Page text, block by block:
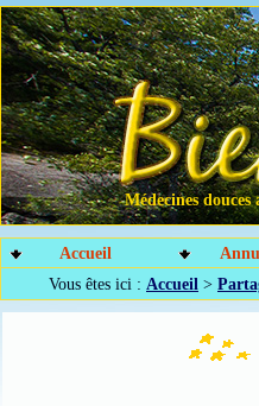
Médecines
Accueil
Vous êtes ici : Accueil >